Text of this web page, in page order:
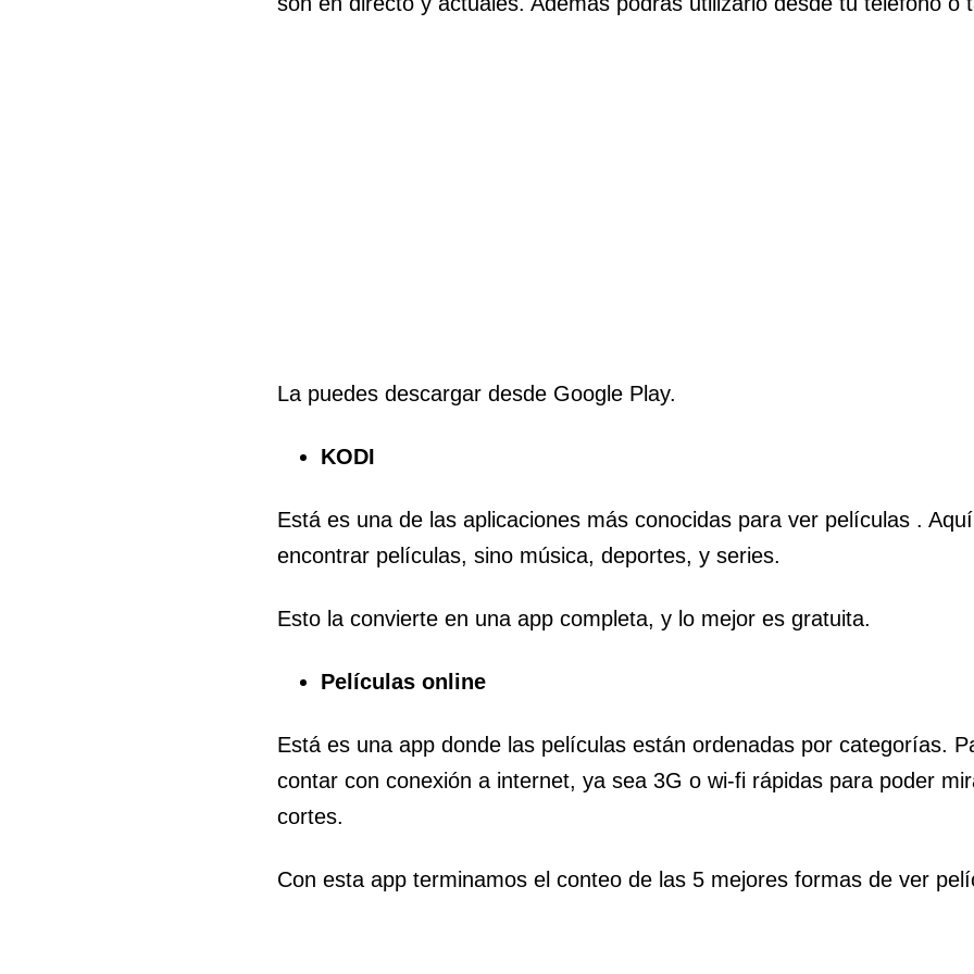
La puedes descargar desde Google Play.
KODI
Está es una de las aplicaciones más conocidas para ver películas .
encontrar películas, sino música, deportes, y series.
Esto la convierte en una app completa, y lo mejor es gratuita.
Películas online
Está es una app donde las películas están ordenadas por categorías.
contar con conexión a internet, ya sea 3G o wi-fi rápidas para poder
cortes.
Con esta app terminamos el conteo de las 5 mejores formas de ver